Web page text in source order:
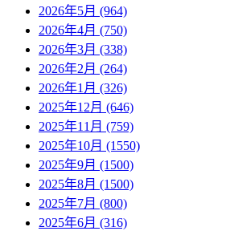
2026年5月 (964)
2026年4月 (750)
2026年3月 (338)
2026年2月 (264)
2026年1月 (326)
2025年12月 (646)
2025年11月 (759)
2025年10月 (1550)
2025年9月 (1500)
2025年8月 (1500)
2025年7月 (800)
2025年6月 (316)